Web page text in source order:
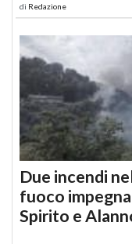
di Redazione
Due incendi
fuoco
Spirito e